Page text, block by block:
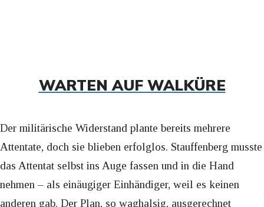
WARTEN AUF WALKÜRE
Der militärische Widerstand plante bereits mehrere
Attentate, doch sie blieben erfolglos. Stauffenberg musste
das Attentat selbst ins Auge fassen und in die Hand
nehmen – als einäugiger Einhändiger, weil es keinen
anderen gab. Der Plan, so waghalsig, ausgerechnet